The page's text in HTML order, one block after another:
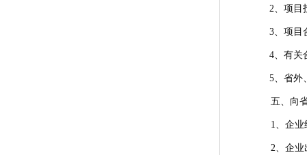
2、项目
3、项目
4、有关
5、省外
五、向省
1、企业
2、企业